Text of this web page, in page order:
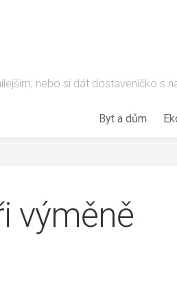
nebo si dát dostaveníčko s
Byt a dům
výměně